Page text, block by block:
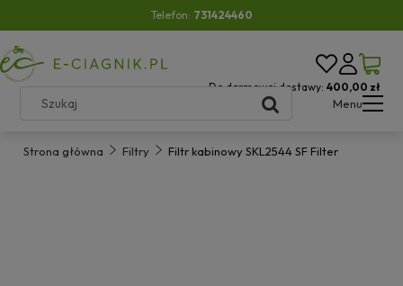
Telefon: 731424460
Do darmowej dostawy: 400,00 zł
Menu
Strona główna Filtry Filtr kabinowy SKL2544 SF Filter